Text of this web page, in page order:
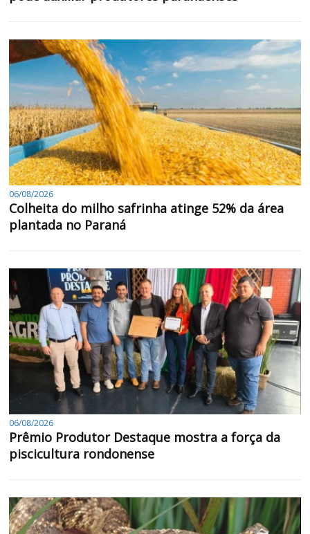
06/08/2026
Colheita do milho safrinha atinge 52% da área
plantada no Paraná
06/08/2026
Prêmio Produtor Destaque mostra a força da
piscicultura rondonense